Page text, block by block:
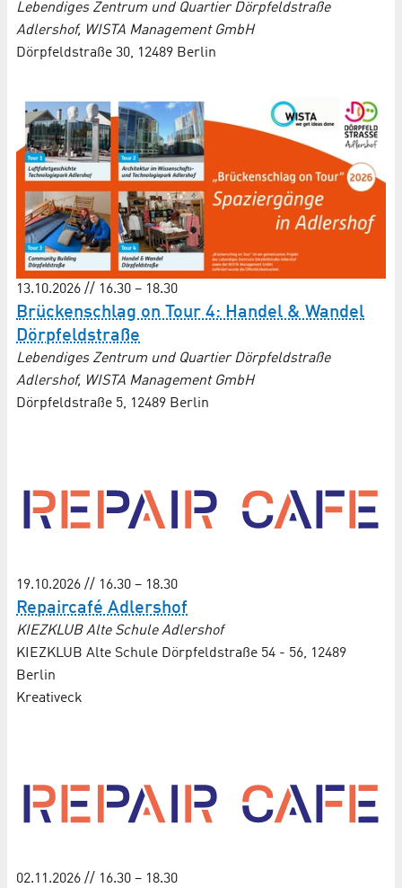
Lebendiges Zentrum und Quartier Dörpfeldstraße
Adlershof, WISTA Management GmbH
Dörpfeldstraße 30, 12489 Berlin
13.10.2026 // 16.30 – 18.30
Brückenschlag on Tour 4: Handel & Wandel
Dörpfeldstraße
Lebendiges Zentrum und Quartier Dörpfeldstraße
Adlershof, WISTA Management GmbH
Dörpfeldstraße 5, 12489 Berlin
19.10.2026 // 16.30 – 18.30
Repaircafé Adlershof
KIEZKLUB Alte Schule Adlershof
KIEZKLUB Alte Schule Dörpfeldstraße 54 - 56, 12489
Berlin
Kreativeck
02.11.2026 // 16.30 – 18.30